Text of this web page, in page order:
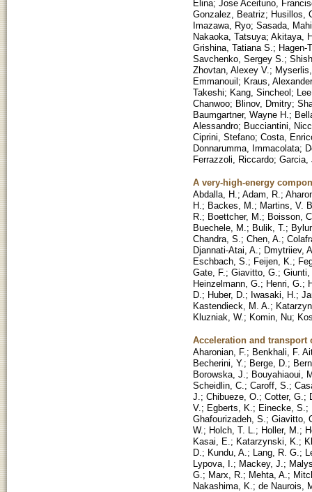
Elina; Jose Aceituno,
Gonzalez, Beatriz; Husillos,
Imazawa, Ryo; Sasada,
Nakaoka, Tatsuya; Akitaya,
Grishina, Tatiana S. ; Hagen-
Savchenko, Sergey S. ;
Zhovtan, Alexey V. ;
Emmanouil; Kraus, Alexander
Takeshi; Kang, Sincheol;
Chanwoo; Blinov, Dmitry;
Baumgartner, Wayne H. ;
Alessandro; Bucciantini,
Ciprini, Stefano; Costa,
Donnarumma, Immacolata;
Ferrazzoli, Riccardo; Garcia,
A very-high-energy
Abdalla, H. ; Adam, R. ;
H. ; Backes, M. ; Martins, V.
R. ; Boettcher, M. ; Boisson,
Buechele, M. ; Bulik, T. ;
Chandra, S. ; Chen, A. ;
Djannati-Atai, A. ; Dmytriiev,
Eschbach, S. ; Feijen, K. ;
Gate, F. ; Giavitto, G. ; Giunti,
Heinzelmann, G. ; Henri, G. ;
D. ; Huber, D. ; Iwasaki, H. ;
Kastendieck, M. A. ;
Kluzniak, W. ; Komin, Nu;
Acceleration and transport
Aharonian, F. ; Benkhali, F.
Becherini, Y. ; Berge, D. ;
Borowska, J. ; Bouyahiaoui,
Scheidlin, C. ; Caroff, S. ;
J. ; Chibueze, O. ; Cotter, G. ;
V. ; Egberts, K. ; Einecke, S. ;
Ghafourizadeh, S. ; Giavitto,
W. ; Holch, T. L. ; Holler, M. ;
Kasai, E. ; Katarzynski, K. ;
D. ; Kundu, A. ; Lang, R. G. ;
Lypova, I. ; Mackey, J. ;
G. ; Marx, R. ; Mehta, A. ;
Nakashima, K. ; de Naurois,